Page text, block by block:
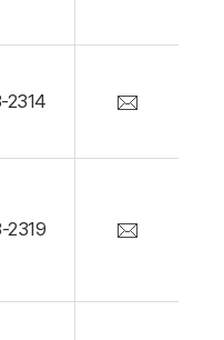
2314
2319